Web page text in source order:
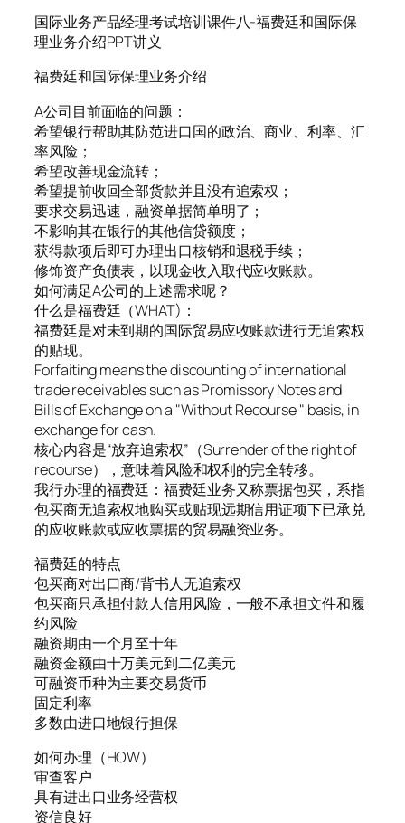
国际业务产品经理考试培训课件八-福费廷和国际保
理业务介绍PPT讲义
福费廷和国际保理业务介绍
A公司目前面临的问题：
希望银行帮助其防范进口国的政治、商业、利率、汇
率风险；
希望改善现金流转；
希望提前收回全部货款并且没有追索权；
要求交易迅速，融资单据简单明了；
不影响其在银行的其他信贷额度；
获得款项后即可办理出口核销和退税手续；
修饰资产负债表，以现金收入取代应收账款。
如何满足A公司的上述需求呢？
什么是福费廷（WHAT)：
福费廷是对未到期的国际贸易应收账款进行无追索权
的贴现。
Forfaiting means the discounting of international
trade receivables such as Promissory Notes and
Bills of Exchange on a "Without Recourse " basis, in
exchange for cash.
核心内容是“放弃追索权”（Surrender of the right of
recourse），意味着风险和权利的完全转移。
我行办理的福费廷：福费廷业务又称票据包买，系指
包买商无追索权地购买或贴现远期信用证项下已承兑
的应收账款或应收票据的贸易融资业务。
福费廷的特点
包买商对出口商/背书人无追索权
包买商只承担付款人信用风险，一般不承担文件和履
约风险
融资期由一个月至十年
融资金额由十万美元到二亿美元
可融资币种为主要交易货币
固定利率
多数由进口地银行担保
如何办理（HOW）
审查客户
具有进出口业务经营权
资信良好